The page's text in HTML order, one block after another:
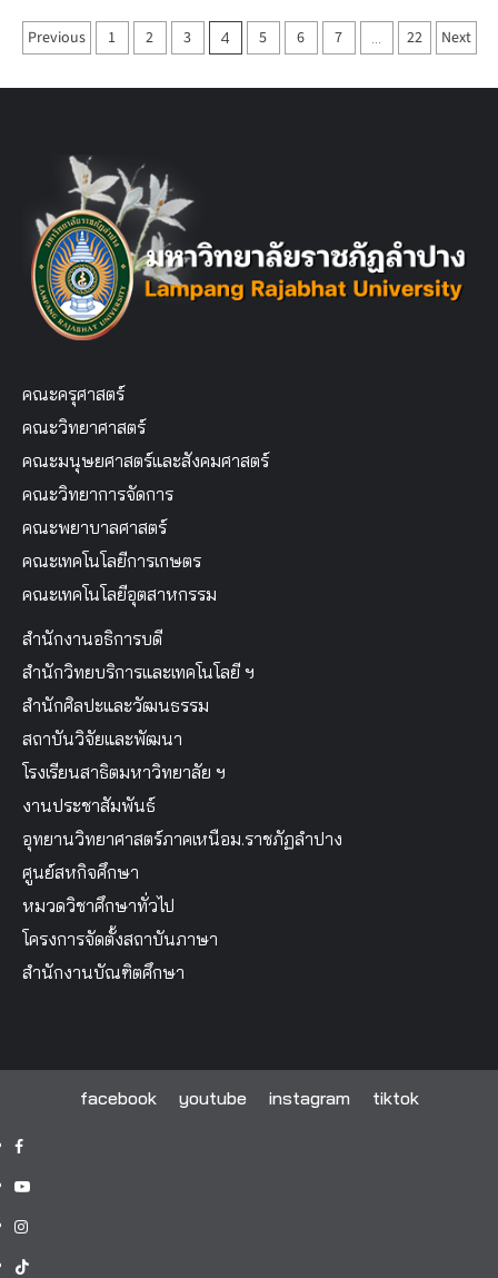
Posts
Previous 1 2 3 4 5 6 7 … 22 Next
คณะครุศาสตร์
คณะวิทยาศาสตร์
คณะมนุษยศาสตร์และสังคมศาสตร์
คณะวิทยาการจัดการ
คณะพยาบาลศาสตร์
คณะเทคโนโลยีการเกษตร
คณะเทคโนโลยีอุตสาหกรรม
สำนักงานอธิการบดี
สำนักวิทยบริการและเทคโนโลยี ฯ
สำนักศิลปะและวัฒนธรรม
สถาบันวิจัยและพัฒนา
โรงเรียนสาธิตมหาวิทยาลัย ฯ
งานประชาสัมพันธ์
อุทยานวิทยาศาสตร์ภาคเหนือม.ราชภัฏลำปาง
ศูนย์สหกิจศึกษา
หมวดวิชาศึกษาทั่วไป
โครงการจัดตั้งสถาบันภาษา
สำนักงานบัณฑิตศึกษา
facebook youtube instagram tiktok
facebook
youtube
instagram
tiktok